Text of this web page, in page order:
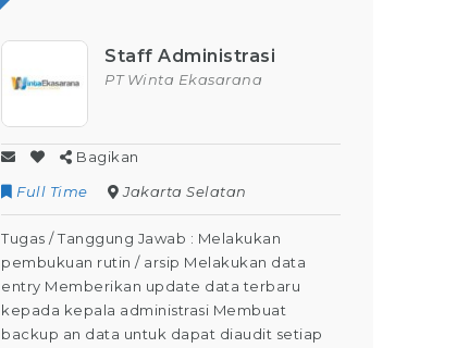
Staff Administrasi
PT Winta Ekasarana
Bagikan
Full Time
Jakarta Selatan
Tugas / Tanggung Jawab : Melakukan
pembukuan rutin / arsip Melakukan data
entry Memberikan update data terbaru
kepada kepala administrasi Membuat
backup an data untuk dapat diaudit setiap